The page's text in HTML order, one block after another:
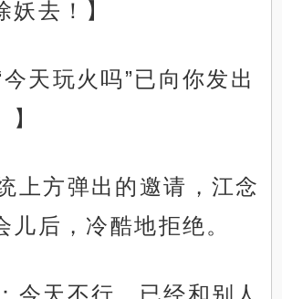
妖去！】
今天玩火吗”已向你发出
上方弹出的邀请，江念
儿后，冷酷地拒绝。
今天不行，已经和别人